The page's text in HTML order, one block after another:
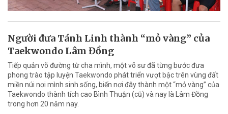
Người đưa Tánh Linh thành “mỏ vàng” của
Taekwondo Lâm Đồng
Tiếp quản võ đường từ cha mình, một võ sư đã từng bước đưa
phong trào tập luyện Taekwondo phát triển vượt bậc trên vùng đất
miền núi nơi mình sinh sống, biến nơi đây thành một “mỏ vàng” của
Taekwondo thành tích cao Bình Thuận (cũ) và nay là Lâm Đồng
trong hơn 20 năm nay.